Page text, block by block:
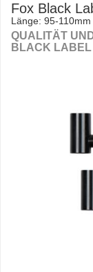
Fox Black
Länge: 95-110mm
QUALITÄT
BLACK